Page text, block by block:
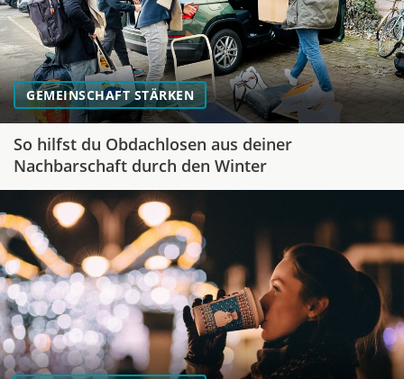
GEMEINSCHAFT STÄRKEN
So hilfst du Obdachlosen aus deiner
Nachbarschaft durch den Winter